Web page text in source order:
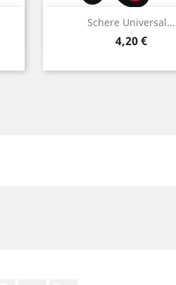
Schere Universal...
Preis
4,20 €
Vorschau